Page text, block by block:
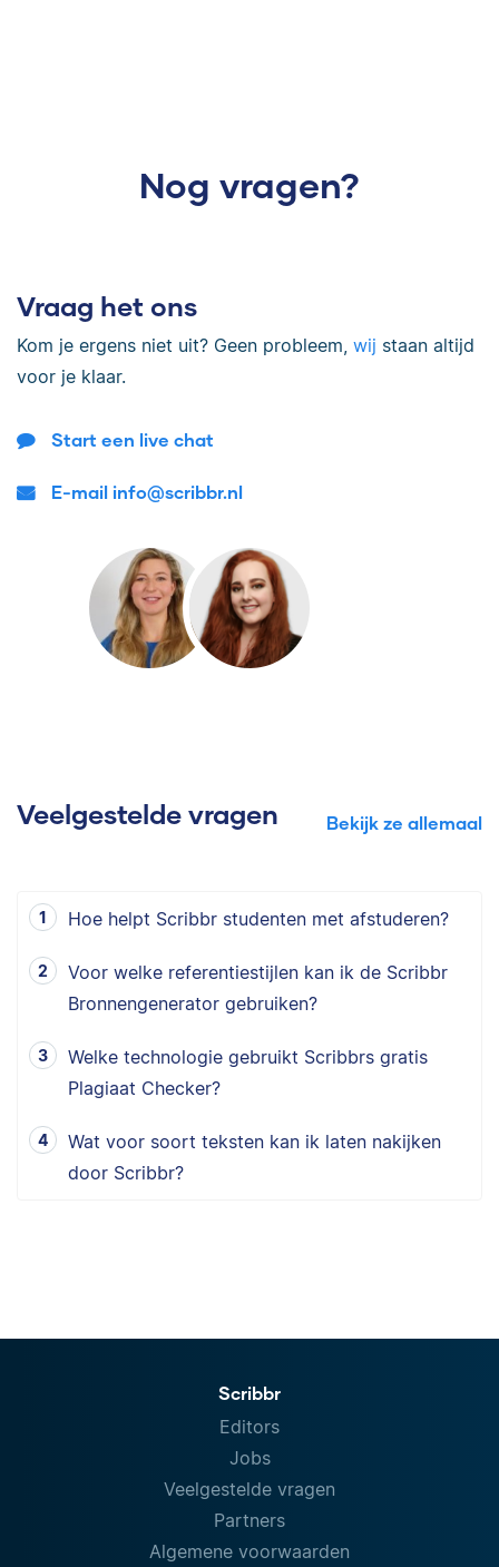
Nog vragen?
Vraag het ons
Kom je ergens niet uit? Geen probleem, wij staan altijd
voor je klaar.
Start een live chat
E-mail info@scribbr.nl
Veelgestelde vragen Bekijk ze allemaal
Hoe helpt Scribbr studenten met afstuderen?
Voor welke referentiestijlen kan ik de Scribbr
Bronnengenerator gebruiken?
Welke technologie gebruikt Scribbrs gratis
Plagiaat Checker?
Wat voor soort teksten kan ik laten nakijken
door Scribbr?
Scribbr
Editors
Jobs
Veelgestelde vragen
Partners
Algemene voorwaarden